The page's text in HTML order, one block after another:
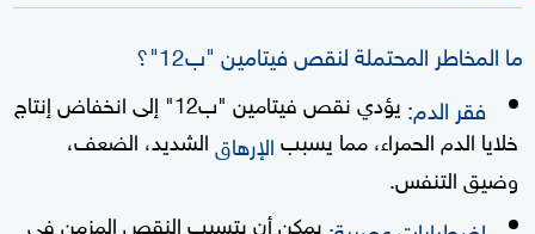
ما المخاطر المحتملة لنقص فيتامين "ب12"؟
فقر الدم:
يؤدي نقص فيتامين "ب12" إلى انخفاض إنتاج
خلايا الدم الحمراء، مما يسببالإرهاقالشديد، الضعف،
وضيق التنفس.
يمكن أن يتسبب النقص المزمن في